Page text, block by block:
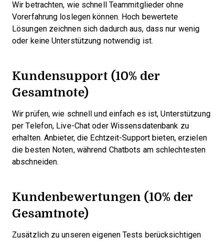
Wir betrachten, wie schnell Teammitglieder ohne
Vorerfahrung loslegen können. Hoch bewertete
Lösungen zeichnen sich dadurch aus, dass nur wenig
oder keine Unterstützung notwendig ist.
Kundensupport (10% der
Gesamtnote)
Wir prüfen, wie schnell und einfach es ist, Unterstützung
per Telefon, Live-Chat oder Wissensdatenbank zu
erhalten. Anbieter, die Echtzeit-Support bieten, erzielen
die besten Noten, während Chatbots am schlechtesten
abschneiden.
Kundenbewertungen (10% der
Gesamtnote)
Zusätzlich zu unseren eigenen Tests berücksichtigen